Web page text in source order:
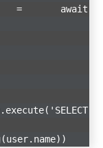
= await